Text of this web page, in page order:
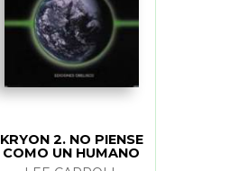
KRYON 2. NO PIENSE
COMO UN HUMANO